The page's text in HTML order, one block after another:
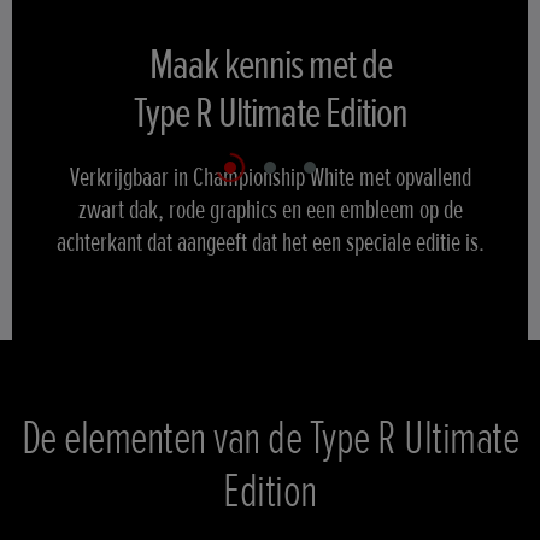
Maak kennis met de
Type R Ultimate Edition
Verkrijgbaar in Championship White met opvallend
zwart dak, rode graphics en een embleem op de
achterkant dat aangeeft dat het een speciale editie is.
Maak kennis met de
Type R Ultimate Edition
Verkrijgbaar in Championship White met opvallend zwart
dak, rode graphics en een embleem op de achterkant dat
aangeeft dat het een speciale editie is.
Maak kennis met de
Type R Ultimate Edition
Verkrijgbaar in Championship White met opvallend zwart
dak, rode graphics en een embleem op de achterkant dat
aangeeft dat het een speciale editie is.
De elementen van de Type R Ultimate
Edition